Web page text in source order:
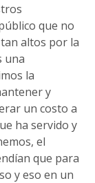
que no
altos por la
una
la
y
un costo a
ha servido y
el
que para
y eso en un